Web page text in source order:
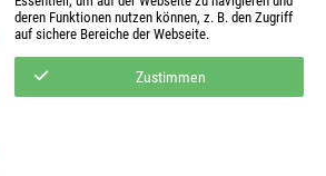
ein Konto?
notwendigen Informationen mit Ihren
Benutzerkonto
deren Funktionen nutzen können, z. B. den Zugriff
auf sichere Bereiche der Webseite.
Zustimmen